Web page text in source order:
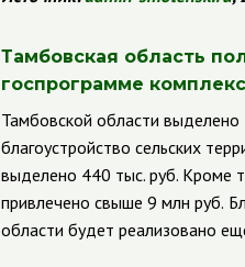
Тамбовская область
госпрограмме
Тамбовской области
благоустройство сельских
выделено 440 тыс. руб. Кроме
привлечено свыше 9 млн руб.
области будет реализовано